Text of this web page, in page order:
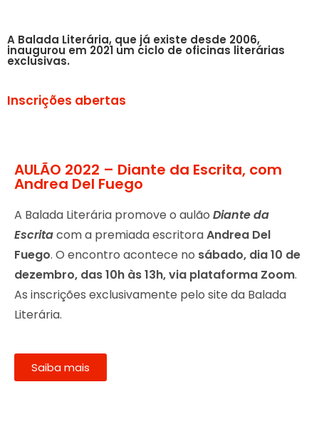
A Balada Literária, que já existe desde 2006,
inaugurou em 2021 um ciclo de oficinas literárias
exclusivas.
Inscrições abertas
AULÃO 2022 – Diante da Escrita, com
Andrea Del Fuego
A Balada Literária promove o aulão Diante da
Escritacom a premiada escritoraAndrea Del
Fuego. O encontro acontece no sábado, dia 10 de
dezembro, das 10h às 13h, via plataforma Zoom.
As inscrições exclusivamente pelo site da Balada
Literária.
Saiba mais